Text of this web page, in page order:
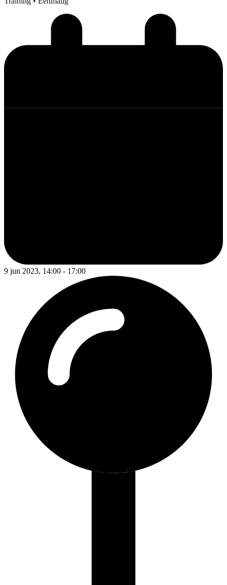
9 jun 2023, 14:00 - 17:00